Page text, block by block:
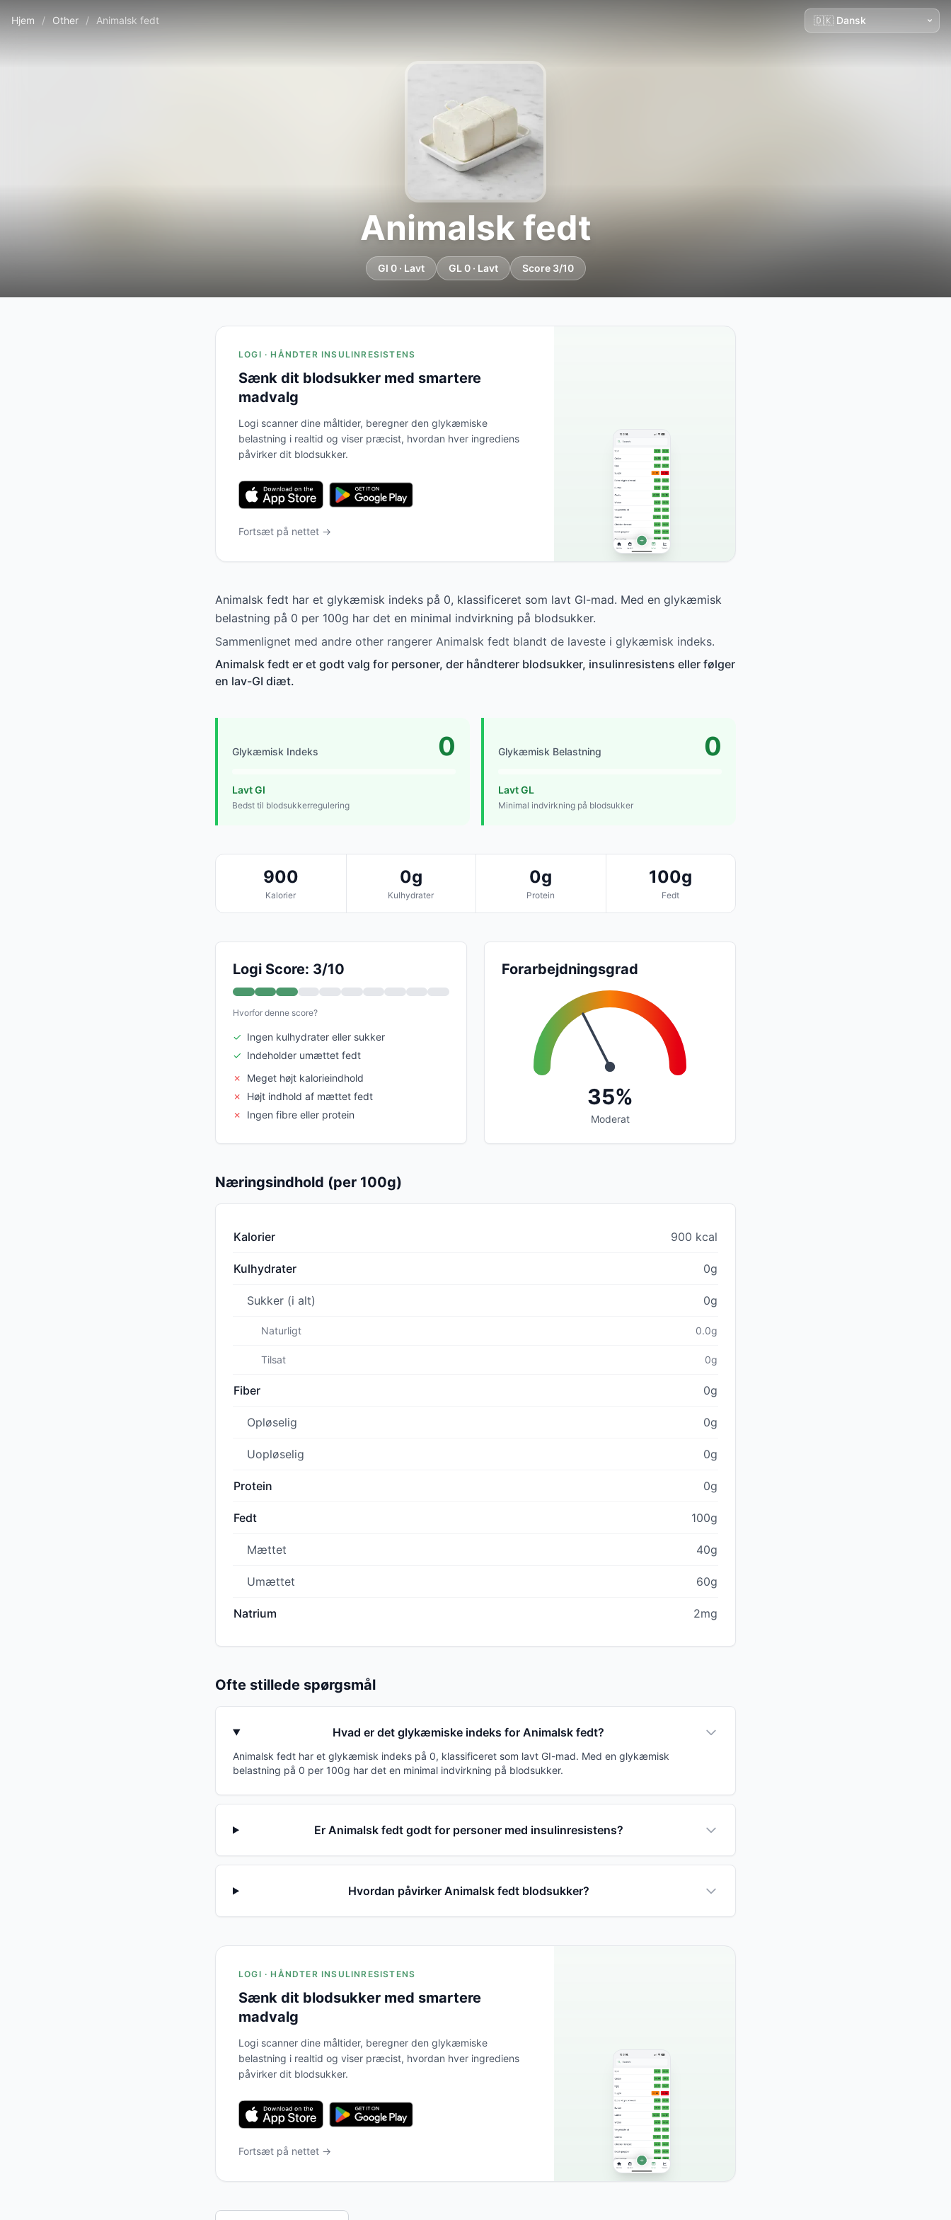
Hjem / Other / Animalsk fedt
Animalsk fedt
GI 0 · Lavt GL 0 · Lavt Score 3/10
LOGI · HÅNDTER INSULINRESISTENS
Sænk dit blodsukker med smartere
madvalg
Logi scanner dine måltider, beregner den glykæmiske
belastning i realtid og viser præcist, hvordan hver ingrediens
påvirker dit blodsukker.
Fortsæt på nettet →
Animalsk fedt har et glykæmisk indeks på 0, klassificeret som lavt GI-mad. Med en glykæmisk
belastning på 0 per 100g har det en minimal indvirkning på blodsukker.
Sammenlignet med andre other rangerer Animalsk fedt blandt de laveste i glykæmisk indeks.
Animalsk fedt er et godt valg for personer, der håndterer blodsukker, insulinresistens eller følger
en lav-GI diæt.
Glykæmisk Indeks 0
Lavt GI
Bedst til blodsukkerregulering
Glykæmisk Belastning 0
Lavt GL
Minimal indvirkning på blodsukker
900
Kalorier
0g
Kulhydrater
0g
Protein
100g
Fedt
Logi Score: 3/10
Hvorfor denne score?
✓ Ingen kulhydrater eller sukker
✓ Indeholder umættet fedt
✗
Meget højt kalorieindhold
✗
Højt indhold af mættet fedt
✗
Ingen fibre eller protein
Forarbejdningsgrad
35%
Moderat
Næringsindhold (per 100g)
Kalorier 900 kcal
Kulhydrater 0g
Sukker (i alt) 0g
Naturligt 0.0g
Tilsat 0g
Fiber 0g
Opløselig 0g
Uopløselig 0g
Protein 0g
Fedt 100g
Mættet 40g
Umættet 60g
Natrium 2mg
Ofte stillede spørgsmål
Hvad er det glykæmiske indeks for Animalsk fedt?
Animalsk fedt har et glykæmisk indeks på 0, klassificeret som lavt GI-mad. Med en glykæmisk
belastning på 0 per 100g har det en minimal indvirkning på blodsukker.
Er Animalsk fedt godt for personer med insulinresistens?
Hvordan påvirker Animalsk fedt blodsukker?
LOGI · HÅNDTER INSULINRESISTENS
Sænk dit blodsukker med smartere
madvalg
Logi scanner dine måltider, beregner den glykæmiske
belastning i realtid og viser præcist, hvordan hver ingrediens
påvirker dit blodsukker.
Fortsæt på nettet →